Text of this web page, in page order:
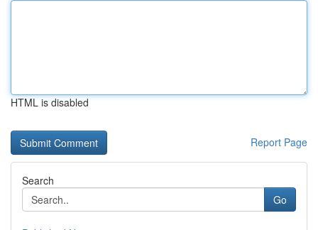
HTML is disabled
Report Page
Search
Go